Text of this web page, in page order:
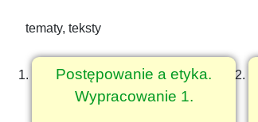
tematy, teksty
Postępowanie a etyka.
Wypracowanie 1.